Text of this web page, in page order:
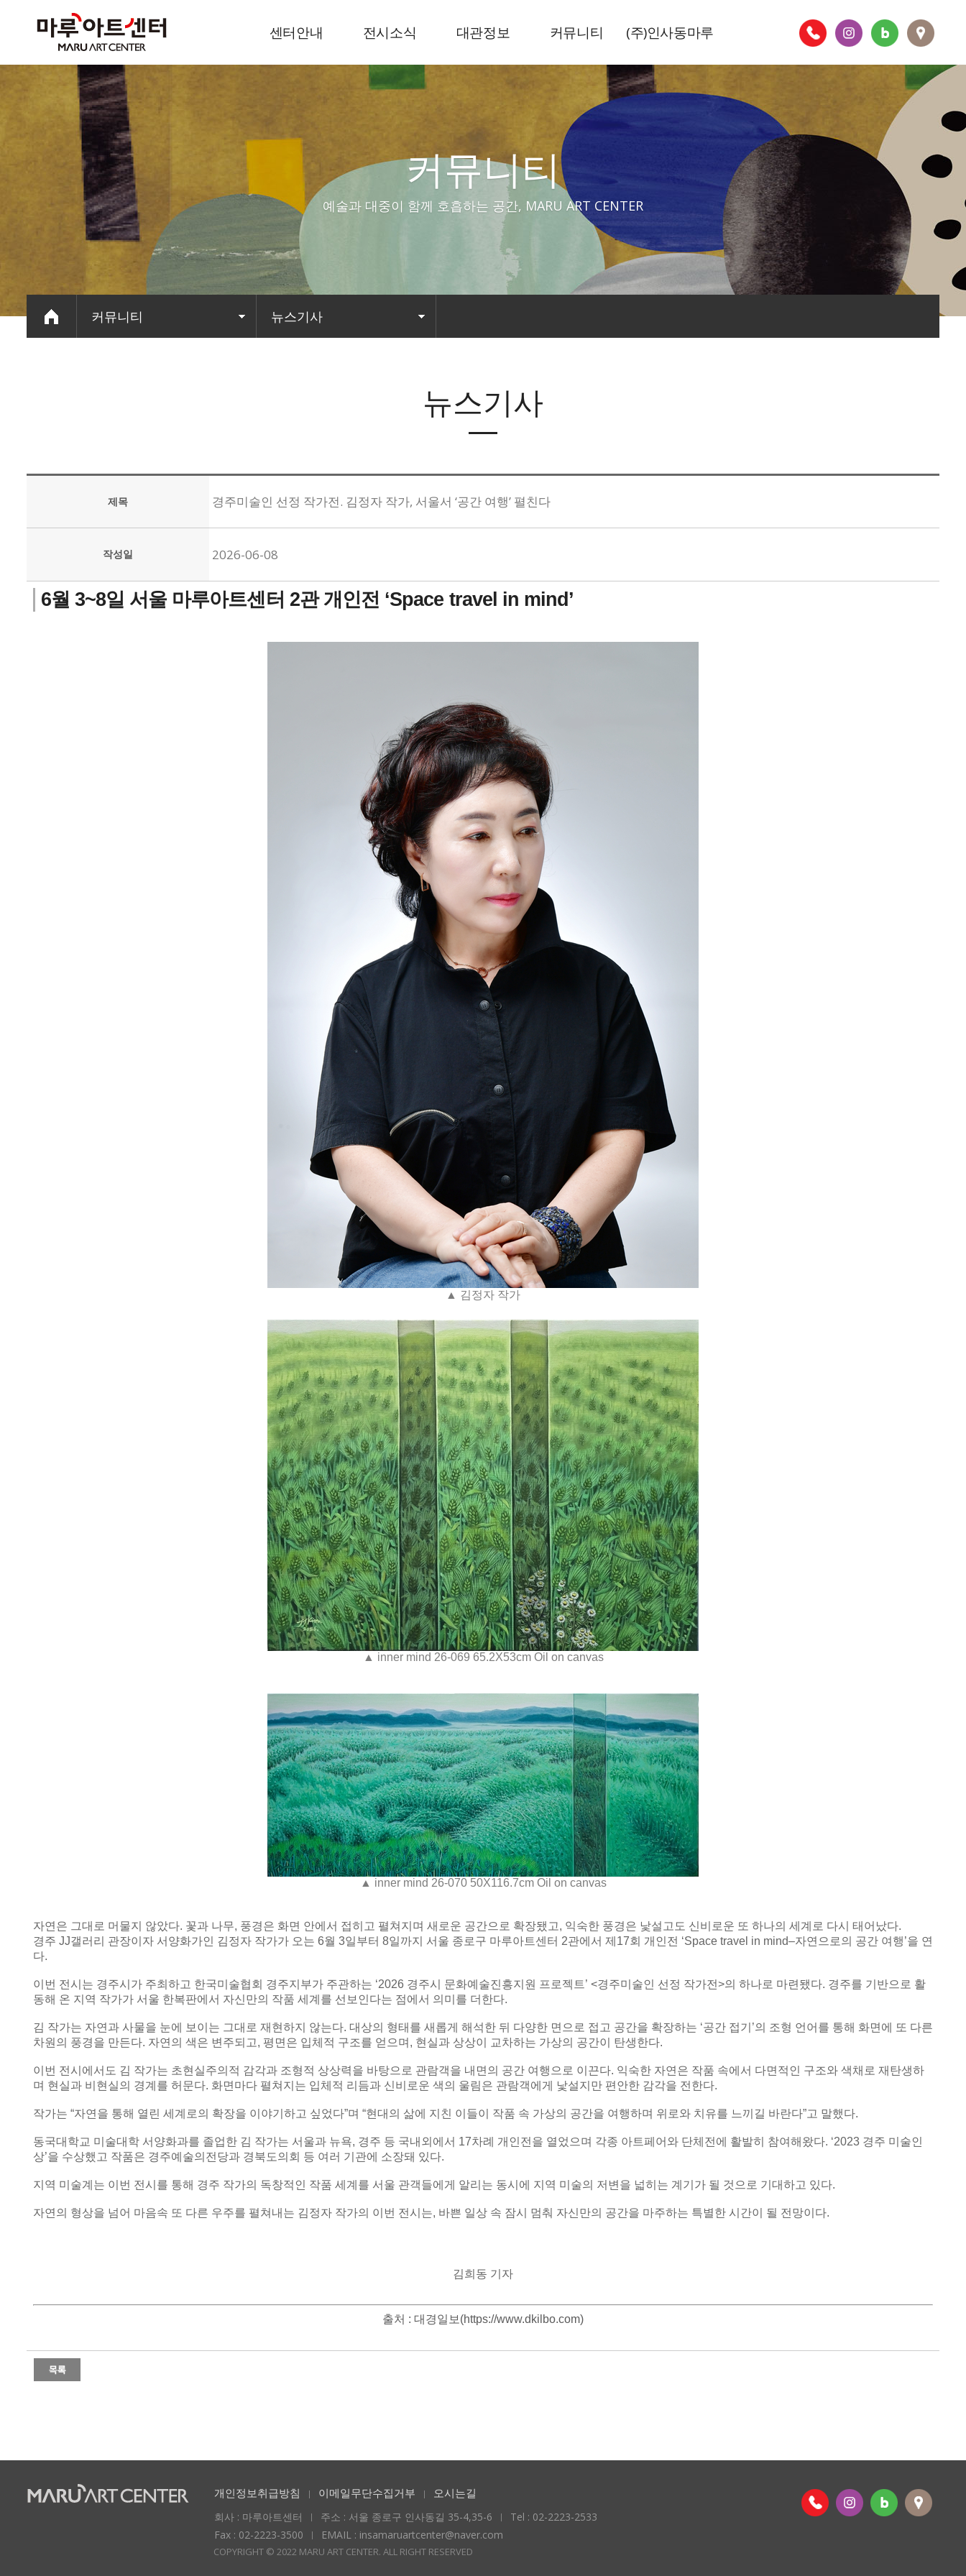
센터안내 전시소식
현재전시
대관정보 커뮤니티
공지사항
(주)인사동마루
층별안내
커뮤니티
예술과 대중이 함께 호흡하는 공간, MARU ART CENTER
커뮤니티 뉴스기사
뉴스기사
제목 경주미술인 선정 작가전. 김정자 작가, 서울서 ‘공간 여행’ 펼친다
작성일 2026-06-08
6월 3~8일 서울 마루아트센터 2관 개인전 ‘Space travel in mind’
▲ 김정자 작가
▲ inner mind 26-069 65.2X53cm Oil on canvas
▲ inner mind 26-070 50X116.7cm Oil on canvas
자연은 그대로 머물지 않았다. 꽃과 나무, 풍경은 화면 안에서 접히고 펼쳐지며 새로운 공간으로 확장됐고, 익숙한 풍경은 낯설고도 신비로운 또 하나의 세계로 다시 태어났다.
경주 JJ갤러리 관장이자 서양화가인 김정자 작가가 오는 6월 3일부터 8일까지 서울 종로구 마루아트센터 2관에서 제17회 개인전 ‘Space travel in mind–자연으로의 공간 여행’을 연
다.
이번 전시는 경주시가 주최하고 한국미술협회 경주지부가 주관하는 ‘2026 경주시 문화예술진흥지원 프로젝트’ <경주미술인 선정 작가전>의 하나로 마련됐다. 경주를 기반으로 활
동해 온 지역 작가가 서울 한복판에서 자신만의 작품 세계를 선보인다는 점에서 의미를 더한다.
김 작가는 자연과 사물을 눈에 보이는 그대로 재현하지 않는다. 대상의 형태를 새롭게 해석한 뒤 다양한 면으로 접고 공간을 확장하는 ‘공간 접기’의 조형 언어를 통해 화면에 또 다른
차원의 풍경을 만든다. 자연의 색은 변주되고, 평면은 입체적 구조를 얻으며, 현실과 상상이 교차하는 가상의 공간이 탄생한다.
이번 전시에서도 김 작가는 초현실주의적 감각과 조형적 상상력을 바탕으로 관람객을 내면의 공간 여행으로 이끈다. 익숙한 자연은 작품 속에서 다면적인 구조와 색채로 재탄생하
며 현실과 비현실의 경계를 허문다. 화면마다 펼쳐지는 입체적 리듬과 신비로운 색의 울림은 관람객에게 낯설지만 편안한 감각을 전한다.
작가는 “자연을 통해 열린 세계로의 확장을 이야기하고 싶었다”며 “현대의 삶에 지친 이들이 작품 속 가상의 공간을 여행하며 위로와 치유를 느끼길 바란다”고 말했다.
동국대학교 미술대학 서양화과를 졸업한 김 작가는 서울과 뉴욕, 경주 등 국내외에서 17차례 개인전을 열었으며 각종 아트페어와 단체전에 활발히 참여해왔다. ‘2023 경주 미술인
상’을 수상했고 작품은 경주예술의전당과 경북도의회 등 여러 기관에 소장돼 있다.
지역 미술계는 이번 전시를 통해 경주 작가의 독창적인 작품 세계를 서울 관객들에게 알리는 동시에 지역 미술의 저변을 넓히는 계기가 될 것으로 기대하고 있다.
자연의 형상을 넘어 마음속 또 다른 우주를 펼쳐내는 김정자 작가의 이번 전시는, 바쁜 일상 속 잠시 멈춰 자신만의 공간을 마주하는 특별한 시간이 될 전망이다.
김희동 기자
출처 : 대경일보(https://www.dkilbo.com)
개인정보취급방침 이메일무단수집거부 오시는길
회사 : 마루아트센터 주소 : 서울 종로구 인사동길 35-4,35-6
Tel : 02-2223-2533
Fax : 02-2223-3500
EMAIL : insamaruartcenter@naver.com
COPYRIGHT © 2022 MARU ART CENTER. ALL RIGHT RESERVED